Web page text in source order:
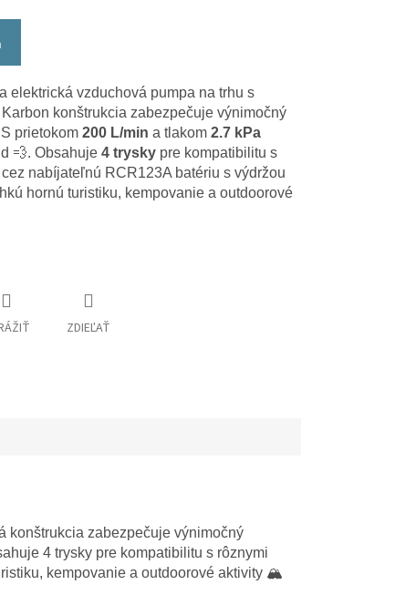
elektrická vzduchová pumpa na trhu s
konštrukcia zabezpečuje výnimočný
prietokom 200 L/min a tlakom 2.7 kPa
💨. Obsahuje 4 trysky pre kompatibilitu s
nabíjateľnú RCR123A batériu s výdržou
hornú turistiku, kempovanie a outdoorové
ZDIEĽAŤ
konštrukcia zabezpečuje výnimočný
4 trysky pre kompatibilitu s rôznymi
kempovanie a outdoorové aktivity 🏔️